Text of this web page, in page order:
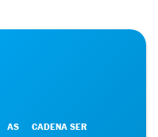
AS CADENA SER